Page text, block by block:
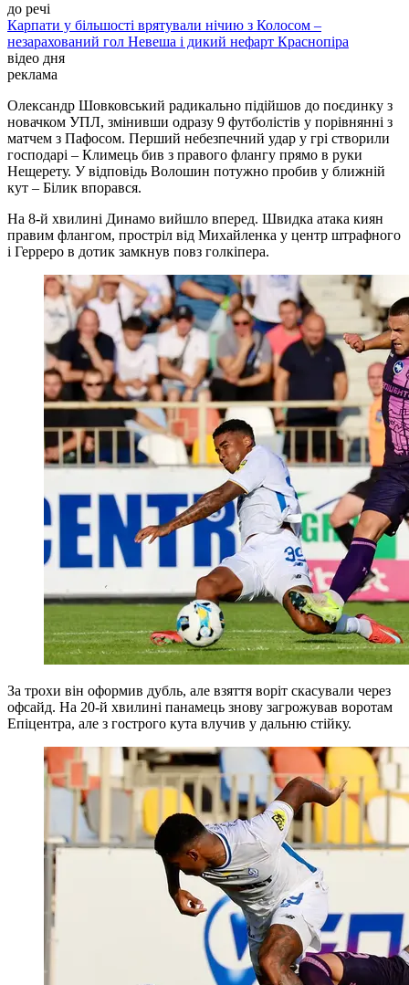
до речі
Карпати у більшості врятували нічию з Колосом –
незарахований гол Невеша і дикий нефарт Краснопіра
відео дня
реклама
Олександр Шовковський радикально підійшов до поєдинку з
новачком УПЛ, змінивши одразу 9 футболістів у порівнянні з
матчем з Пафосом. Перший небезпечний удар у грі створили
господарі – Климець бив з правого флангу прямо в руки
Нещерету. У відповідь Волошин потужно пробив у ближній
кут – Білик впорався.
На 8-й хвилині Динамо вийшло вперед. Швидка атака киян
правим флангом, простріл від Михайленка у центр штрафного
і Герреро в дотик замкнув повз голкіпера.
За трохи він оформив дубль, але взяття воріт скасували через
офсайд. На 20-й хвилині панамець знову загрожував воротам
Епіцентра, але з гострого кута влучив у дальню стійку.